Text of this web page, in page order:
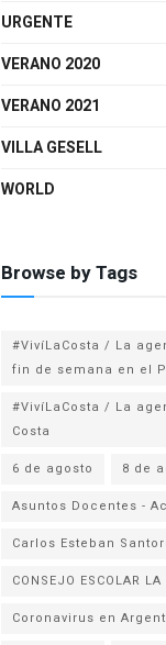
URGENTE
VERANO 2020
VERANO 2021
VILLA GESELL
WORLD
Browse by Tags
#VivíLaCosta / La
fin de semana en el
#VivíLaCosta / La
Costa
6 de agosto
8 de
Asuntos Docentes -
Carlos Esteban
CONSEJO ESCOLAR LA
Coronavirus en